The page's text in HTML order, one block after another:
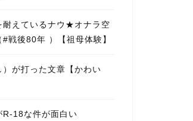
耐えているナウ★オナラ空
戦後80年 ）【祖母体験】
）が打った文章【かわい
R-18な件が面白い